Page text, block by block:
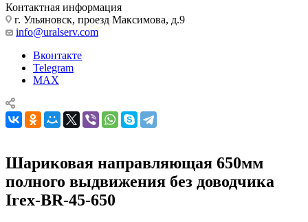
Контактная информация
г. Ульяновск, проезд Максимова, д.9
info@uralserv.com
Вконтакте
Telegram
MAX
Шариковая направляющая 650мм
полного выдвижения без доводчика
Irex-BR-45-650